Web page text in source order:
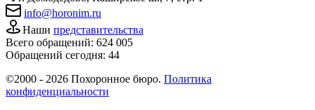
info@horonim.ru
Наши представительства
Всего обращений: 624 005
Обращений сегодня: 44
©2000 - 2026 Похоронное бюро. Политика
конфиденциальности